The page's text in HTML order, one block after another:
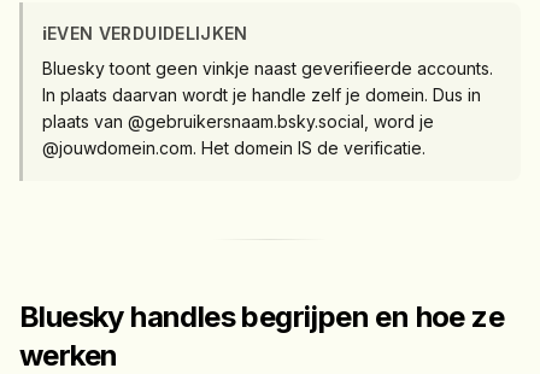
ℹ️EVEN VERDUIDELIJKEN
Bluesky toont geen vinkje naast geverifieerde accounts.
In plaats daarvan wordt je handle zelf je domein. Dus in
plaats van @gebruikersnaam.bsky.social, word je
@jouwdomein.com. Het domein IS de verificatie.
Bluesky handles begrijpen en hoe ze
werken